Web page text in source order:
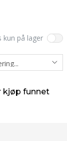
kun på lager
kjøp funnet